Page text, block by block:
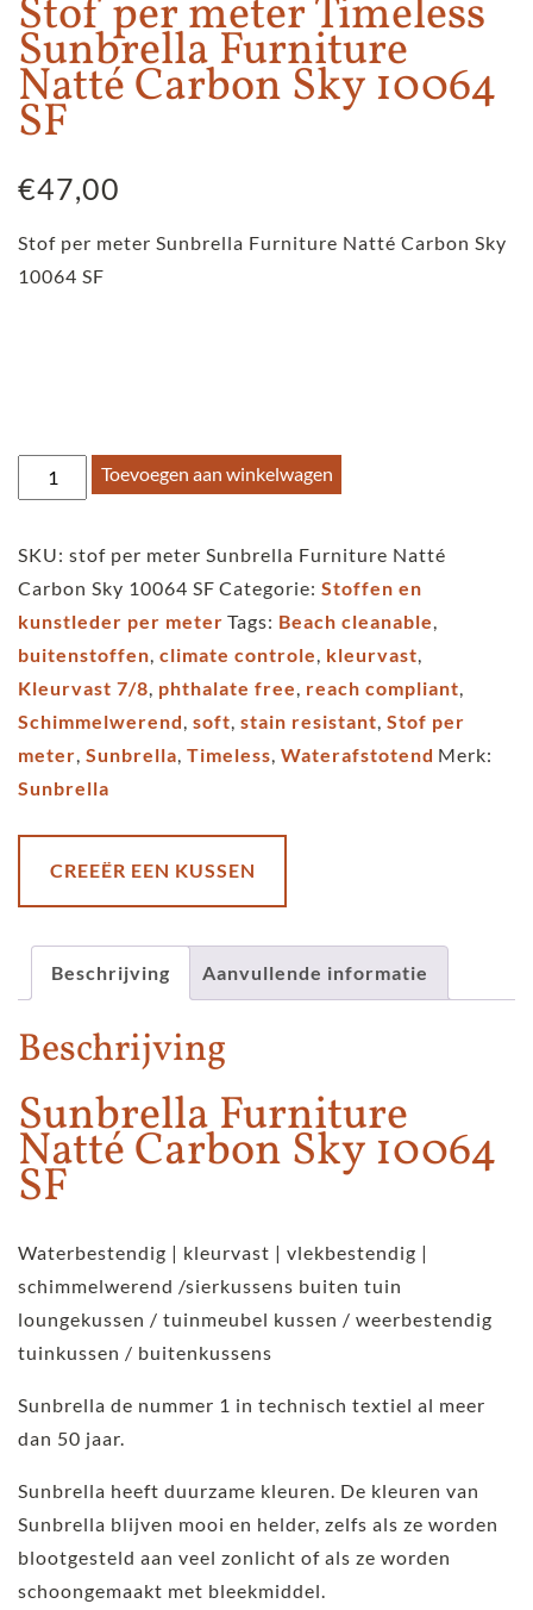
Stof per meter Timeless
Sunbrella Furniture
Natté Carbon Sky 10064
SF
€47,00
Stof per meter Sunbrella Furniture Natté Carbon Sky
10064 SF
Stof
per
Timeless
Sunbrella
Furniture
Natté
Carbon
Sky
10064
SF
aantal
Toevoegen aan winkelwagen
SKU: stof per meter Sunbrella Furniture Natté
Carbon Sky 10064 SF Categorie: Stoffen en
kunstleder per meter Tags: Beach cleanable,
buitenstoffen, climate controle, kleurvast,
Kleurvast 7/8, phthalate free, reach compliant,
Schimmelwerend, soft, stain resistant, Stof per
meter, Sunbrella, Timeless, Waterafstotend Merk:
Sunbrella
CREEËR EEN KUSSEN
Beschrijving Aanvullende informatie
Beschrijving
Sunbrella Furniture
Natté Carbon Sky 10064
SF
Waterbestendig | kleurvast | vlekbestendig |
schimmelwerend /sierkussens buiten tuin
loungekussen / tuinmeubel kussen / weerbestendig
tuinkussen / buitenkussens
Sunbrella de nummer 1 in technisch textiel al meer
dan 50 jaar.
Sunbrella heeft duurzame kleuren. De kleuren van
Sunbrella blijven mooi en helder, zelfs als ze worden
blootgesteld aan veel zonlicht of als ze worden
schoongemaakt met bleekmiddel.